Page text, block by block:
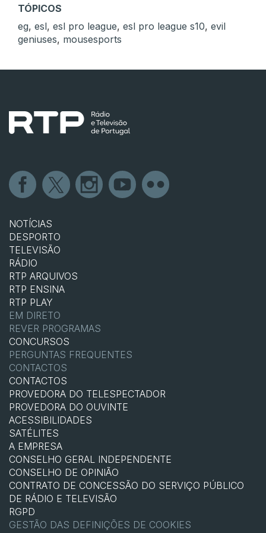
TÓPICOS
eg, esl, esl pro league, esl pro league s10, evil
geniuses, mousesports
NOTÍCIAS
DESPORTO
TELEVISÃO
RÁDIO
RTP ARQUIVOS
RTP ENSINA
RTP PLAY
EM DIRETO
REVER PROGRAMAS
CONCURSOS
PERGUNTAS FREQUENTES
CONTACTOS
CONTACTOS
PROVEDORA DO TELESPECTADOR
PROVEDORA DO OUVINTE
ACESSIBILIDADES
SATÉLITES
A EMPRESA
CONSELHO GERAL INDEPENDENTE
CONSELHO DE OPINIÃO
CONTRATO DE CONCESSÃO DO SERVIÇO PÚBLICO
DE RÁDIO E TELEVISÃO
RGPD
GESTÃO DAS DEFINIÇÕES DE COOKIES